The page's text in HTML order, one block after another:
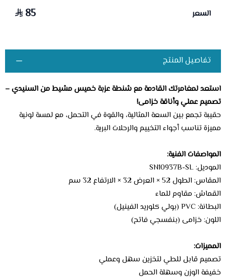
السعر 85
تفاصيل المنتج
استعد لمغامرتك القادمة مع شنطة عزبة خميس مشيط من السنيدي –
تصميم عملي وأناقة خزامى!
حقيبة تجمع بين السعة المثالية، والقوة في التحمل، مع لمسة لونية
مميزة تناسب أجواء التخييم والرحلات البرية.
المواصفات الفنية:
الموديل: SN10937B-SL
المقاس: الطول 52 × العرض 32 × الارتفاع 32 سم
القماش: مقاوم للماء
البطانة: PVC (بولي كلوريد الفينيل)
اللون: خزامى (بنفسجي فاتح)
المميزات:
تصميم قابل للطي لتخزين سهل وعملي
خفيفة الوزن وسهلة الحمل